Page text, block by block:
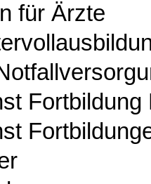
für Ärzte
Fortbildung